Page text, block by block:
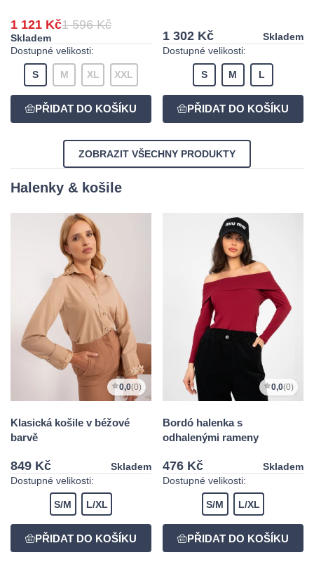
1 121 Kč1 596 Kč
Skladem
Dostupné velikosti:
S M XL XXL
1 302 Kč
Skladem
Dostupné velikosti:
S M L
ZOBRAZIT VŠECHNY PRODUKTY
Halenky & košile
0,0(0)
Klasická košile v béžové
barvě
849 Kč
Skladem
Dostupné velikosti:
S/M L/XL
0,0(0)
Bordó halenka s
odhalenými rameny
476 Kč
Skladem
Dostupné velikosti:
S/M L/XL